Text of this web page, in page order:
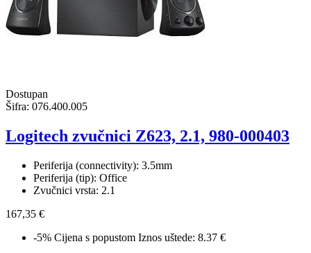
Dostupan
Šifra: 076.400.005
Logitech zvučnici Z623, 2.1, 980-000403
Periferija (connectivity): 3.5mm
Periferija (tip): Office
Zvučnici vrsta: 2.1
167,35 €
-5% Cijena s popustom Iznos uštede: 8.37 €